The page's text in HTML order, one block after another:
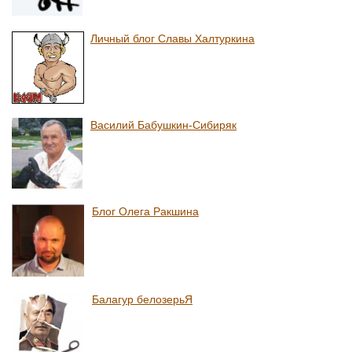
Личный блог Славы Халтуркина
Василий Бабушкин-Сибиряк
Блог Олега Ракшина
Балагур белозерьЯ